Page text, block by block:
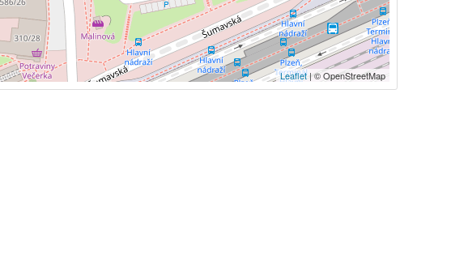
Leaflet | © OpenStreetMap